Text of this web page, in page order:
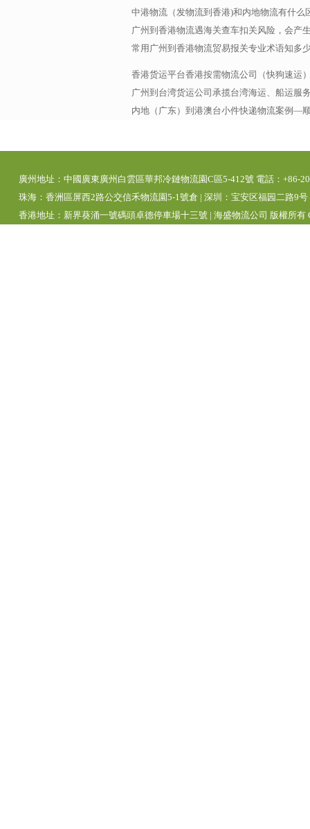
中港物流（发物流到香港)和内地物流有什么
广州到香港物流遇海关查车扣关风险，会产
常用广州到香港物流贸易报关专业术语知多
香港货运平台香港按需物流公司（快狗速运
广州到台湾货运公司承揽台湾海运、船运服
内地（广东）到港澳台小件快递物流案例—
廣州地址：中國廣東廣州白雲區華邦冷鏈物流園C區5-412號 電話：+86-
珠海：香洲區屏西2路公交信禾物流園5-1號倉 | 深圳：宝安区福园二路9
香港地址：新界葵涌一號碼頭卓德停車場十三號 | 海盛物流公司 版權所有